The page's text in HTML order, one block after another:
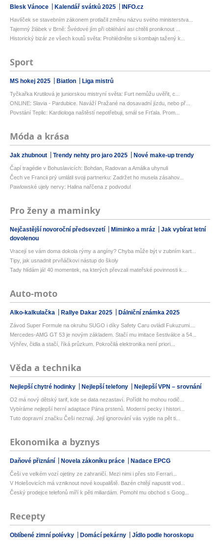
Blesk Vánoce Kalendář svátků 2025 INFO.cz
Havlíček se stavebním zákonem protlačil změnu názvu svého ministerstva...
Tajemný žlábek v Brně: Švédové jím při obléhání asi chtěli proniknout ...
Historický bizár ze všech koutů světa: Prohlédněte si kombajn tažený k...
Sport
MS hokej 2025 Biatlon Liga mistrů
Tyčkařka Krutilová je juniorskou mistryní světa: Furt nemůžu uvěřit, c...
ONLINE: Slavia - Pardubice. Naváží Pražané na dosavadní jízdu, nebo př...
Povstání Teplic: Kardiologa naštěstí nepotřebuji, smál se Frťala. Prom...
Móda a krása
Jak zhubnout Trendy nehty pro jaro 2025 Nové make-up trendy
Čapí tragédie v Bohuslavicích: Bohdan, Radovan a Amálka uhynuli
Čech ve Francii prý umlátil svoji partnerku: Zadržet ho musela zásahov...
Pawlowské ujely nervy: Halina nařčena z podvodu!
Pro ženy a maminky
Nejčastější novoroční předsevzetí Miminko a mráz
Jak vybírat letní
dovolenou
Vracejí se vám doma dokola rýmy a angíny? Chyba může být v zubním kart...
Tipy, jak usnadnit prvňáčkovi nástup do školy
Tady hlídám já! 40 momentek, na kterých převzali mateřské povinnosti k...
Auto-moto
Alko-kalkulačka Rallye Dakar 2025 Dálniční známka 2025
Závod Super Formule na okruhu SUGO i díky Safety Caru ovládl Fukuzumi....
Mercedes-AMG GT 53 je novým základem. Stačí mu imitace šestiválce a 54...
Výhřev, čidla a stačí, říká průzkum. Pokročilá elektronika není priori...
Věda a technika
Nejlepší chytré hodinky Nejlepší telefony Nejlepší VPN – srovnání
O2 má nový dětský tarif, kde se data nezastaví. Pořídit ho mohou rodič...
Vybíráme nejlepší herní adaptace Pána prstenů. Moderní pecky i histori...
Tuto dopravní značku Češi neznají. Její ignorování vás vyjde na pět ti...
Ekonomika a byznys
Daňové přiznání Novela zákoníku práce Nadace EPCG
Češi ve velkém vozí ojetiny ze zahraničí. Mezi nimi i přes sto Ferrari...
V Holešovicích má vzniknout nové koupaliště. Bazén chtějí napustit vod...
Český prodejce telefonů míří k pěti miliardám. Pomohl mu obchod s Goog...
Recepty
Oblíbené zimní polévky Domácí pekárny Jídlo podle horoskopu